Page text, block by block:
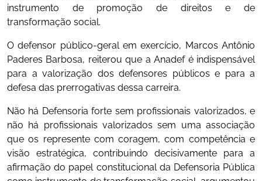
instrumento de promoção de direitos e de
transformação social.
O defensor público-geral em exercício, Marcos Antônio
Paderes Barbosa, reiterou que a Anadef é indispensável
para a valorização dos defensores públicos e para a
defesa das prerrogativas dessa carreira.
Não há Defensoria forte sem profissionais valorizados, e
não há profissionais valorizados sem uma associação
que os represente com coragem, com competência e
visão estratégica, contribuindo decisivamente para a
afirmação do papel constitucional da Defensoria Pública